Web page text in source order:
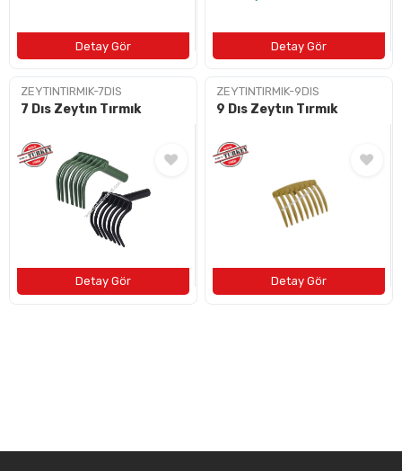
ZEYTINTIRMIK-7DIS
7 Dıs Zeytın Tırmık
ZEYTINTIRMIK-9DIS
9 Dıs Zeytın Tırmık